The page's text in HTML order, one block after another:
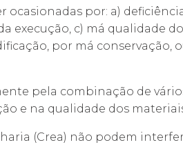
ocasionadas por: a)
execução, c) má qualidade
por má conservação,
pela combinação de
e na qualidade dos
(Crea) não podem